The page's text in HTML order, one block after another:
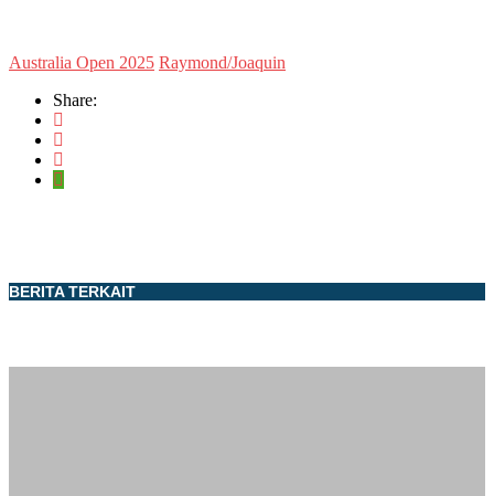
Australia Open 2025 Raymond/Joaquin
Share:
BERITA TERKAIT